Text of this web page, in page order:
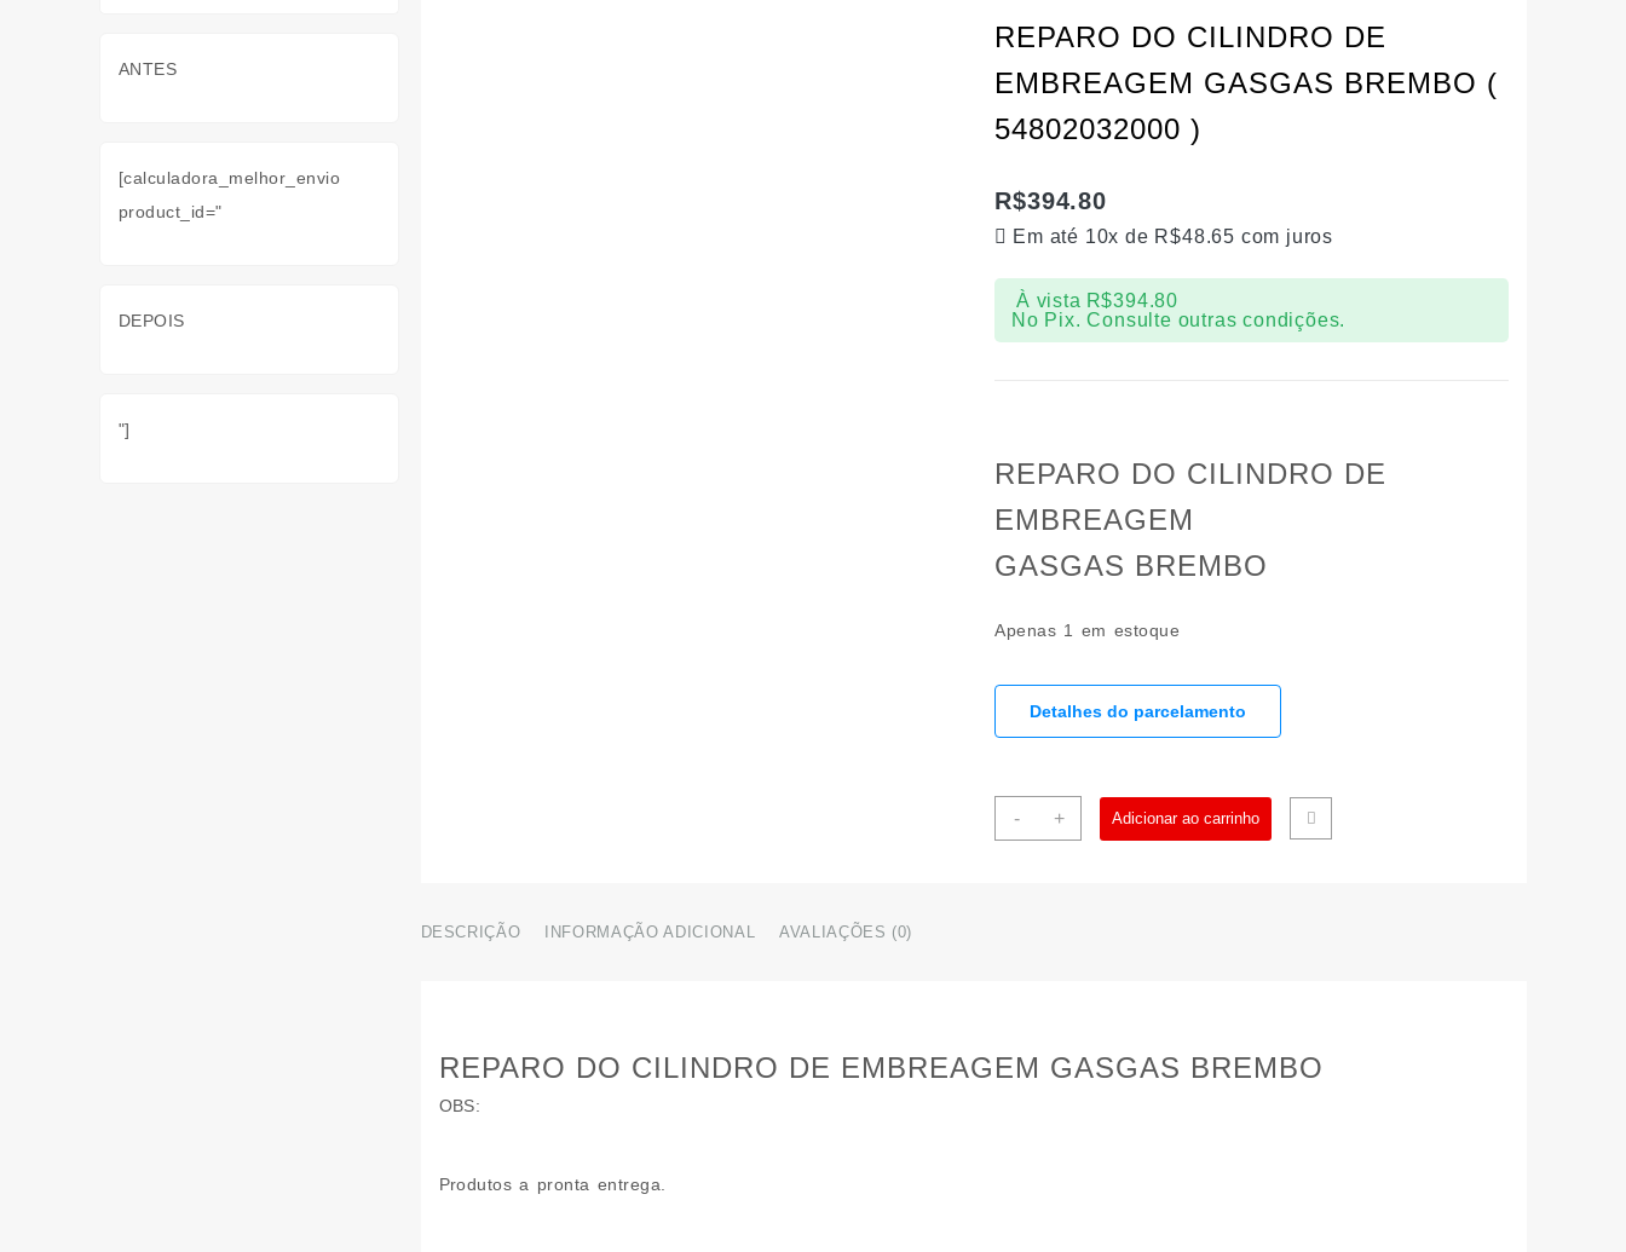
REPARO DO CILINDRO DE
EMBREAGEM GASGAS BREMBO (
54802032000 )
R$394.80
Em até 10x de R$48.65 com juros
À vista R$394.80
No Pix. Consulte outras condições.
REPARO DO CILINDRO DE
EMBREAGEM
GASGAS BREMBO
Apenas 1 em estoque
Detalhes do parcelamento
-
REPARO
quantidade
+ Adicionar ao carrinho
DESCRIÇÃO INFORMAÇÃO ADICIONAL AVALIAÇÕES (0)
REPARO DO CILINDRO DE EMBREAGEM GASGAS BREMBO
OBS:
Produtos a pronta entrega.
ANTES
[calculadora_melhor_envio
product_id="
DEPOIS
"]